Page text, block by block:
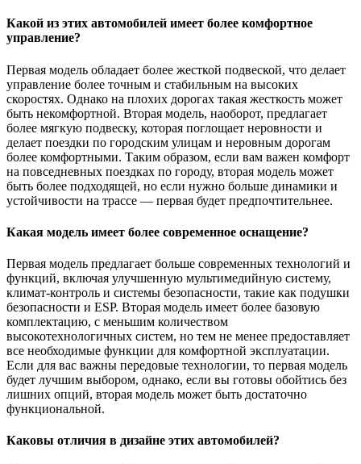
Какой из этих автомобилей имеет более комфортное
управление?
Первая модель обладает более жесткой подвеской, что делает
управление более точным и стабильным на высоких
скоростях. Однако на плохих дорогах такая жесткость может
быть некомфортной. Вторая модель, наоборот, предлагает
более мягкую подвеску, которая поглощает неровности и
делает поездки по городским улицам и неровным дорогам
более комфортными. Таким образом, если вам важен комфорт
на повседневных поездках по городу, вторая модель может
быть более подходящей, но если нужно больше динамики и
устойчивости на трассе — первая будет предпочтительнее.
Какая модель имеет более современное оснащение?
Первая модель предлагает больше современных технологий и
функций, включая улучшенную мультимедийную систему,
климат-контроль и системы безопасности, такие как подушки
безопасности и ESP. Вторая модель имеет более базовую
комплектацию, с меньшим количеством
высокотехнологичных систем, но тем не менее предоставляет
все необходимые функции для комфортной эксплуатации.
Если для вас важны передовые технологии, то первая модель
будет лучшим выбором, однако, если вы готовы обойтись без
лишних опций, вторая модель может быть достаточно
функциональной.
Каковы отличия в дизайне этих автомобилей?